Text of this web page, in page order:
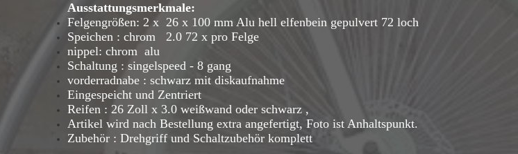
Ausstattungsmerkmale:
Felgengrößen: 2 x 26 x 100 mm Alu hell elfenbein gepulvert 72 loch
Speichen : chrom 2.0 72 x pro Felge
nippel: chrom alu
Schaltung : singelspeed - 8 gang
vorderradnabe : schwarz mit diskaufnahme
Eingespeicht und Zentriert
Reifen : 26 Zoll x 3.0 weißwand oder schwarz ,
Artikel wird nach Bestellung extra angefertigt, Foto ist Anhaltspunkt.
Zubehör : Drehgriff und Schaltzubehör komplett